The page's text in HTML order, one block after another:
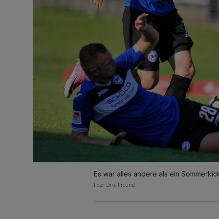
Es war alles andere als ein
Foto: Dirk Freund